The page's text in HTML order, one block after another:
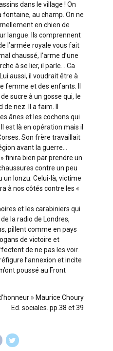
dans le village ! On
au champ. On ne
en chien de
langue. Ils comprennent
l’armée royale vous fait
chaussé, l’arme d’une
à se lier, il parle… Ca
aussi, il voudrait être à
femme et des enfants. Il
sucre à un gosse qui, le
nez. Il a faim. Il
ânes et les cochons qui
est là en opération mais il
Son frère travaillait
avant la guerre…
finira bien par prendre un
contre un peu
un lonzu. Celui-là, victime
à nos côtés contre les «
et les carabiniers qui
la radio de Londres,
pillent comme en pays
de victoire et
de ne pas les voir.
l’annexion et incite
poussé au Front
» Maurice Choury
Ed. sociales. pp.38 et 39